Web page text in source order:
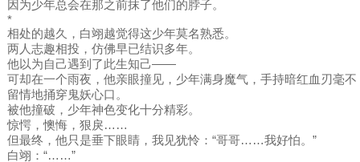
因为少年总会在那之前抹了他们的脖子。
*
相处的越久，白翊越觉得这少年莫名熟悉。
两人志趣相投，仿佛早已结识多年。
他以为自己遇到了此生知己——
可却在一个雨夜，他亲眼撞见，少年满身魔气，手持暗红血刃毫不
留情地捅穿鬼妖心口。
被他撞破，少年神色变化十分精彩。
惊愕，懊悔，狠戾……
但最终，他只是垂下眼睛，我见犹怜：“哥哥……我好怕。”
白翊：“……”